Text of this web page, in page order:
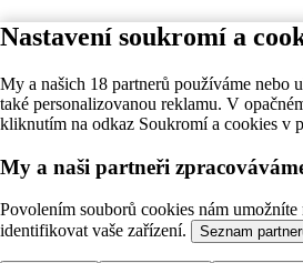
Nastavení soukromí a
My a našich 18 partnerů používáme nebo
také personalizovanou reklamu. V
kliknutím na odkaz Soukromí a cookies v
My a naši partneři
Povolením souborů cookies nám
identifikovat vaše zařízení.
Seznam